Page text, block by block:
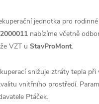
jednotka pro
nabízíme včetně
VZT u StavProMont.
snižuje ztráty tepla při
vnitřního prostředí.
Ptáček.